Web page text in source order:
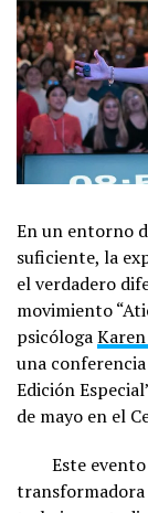
En un entorno
suficiente, la
el verdadero
movimiento
psicóloga
una
Edición
de mayo en el
Este evento
transformadora